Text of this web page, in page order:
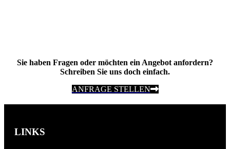
Sie haben Fragen oder möchten ein Angebot anfordern?
Schreiben Sie uns doch einfach.
ANFRAGE STELLEN
LINKS